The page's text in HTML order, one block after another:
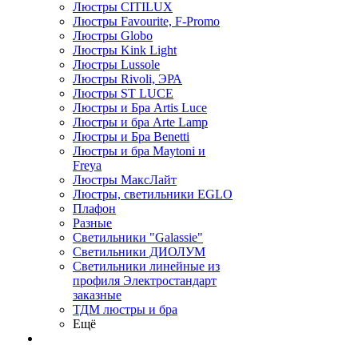
Люстры CITILUX
Люстры Favourite, F-Promo
Люстры Globo
Люстры Kink Light
Люстры Lussole
Люстры Rivoli, ЭРА
Люстры ST LUCE
Люстры и Бра Artis Luce
Люстры и бра Arte Lamp
Люстры и Бра Benetti
Люстры и бра Maytoni и
Freya
Люстры МаксЛайт
Люстры, светильники EGLO
Плафон
Разные
Светильники "Galassie"
Светильники ДИОЛУМ
Светильники линейные из
профиля Электростандарт
заказные
ТДМ люстры и бра
Ещё